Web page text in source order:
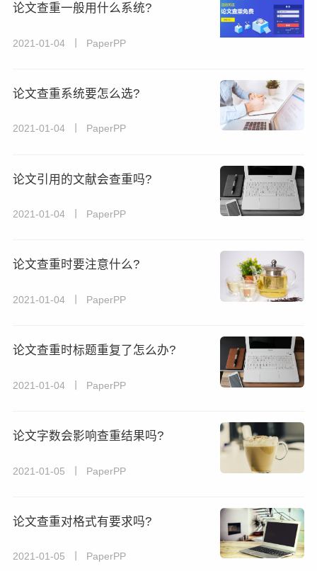
论文查重一般用什么系统?
2021-01-04 丨 PaperPP
论文查重系统要怎么选?
2021-01-04 丨 PaperPP
论文引用的文献会查重吗?
2021-01-04 丨 PaperPP
论文查重时要注意什么?
2021-01-04 丨 PaperPP
论文查重时标题重复了怎么办?
2021-01-04 丨 PaperPP
论文字数会影响查重结果吗?
2021-01-05 丨 PaperPP
论文查重对格式有要求吗?
2021-01-05 丨 PaperPP